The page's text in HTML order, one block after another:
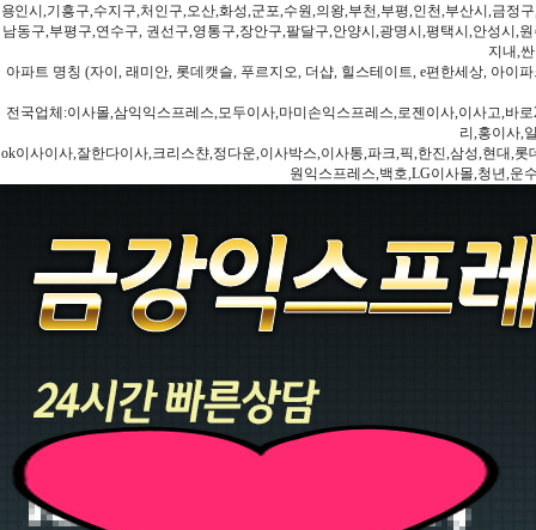
용인시,기흥구,수지구,처인구,오산,화성,군포,수원,의왕,부천,부평,인천,부산시,금
남동구,부평구,연수구, 권선구,영통구,장안구,팔달구,안양시,광명시,평택시,안성시,
지내,
아파트 명칭 (자이, 래미안, 롯데캣슬, 푸르지오, 더샵, 힐스테이트, e편한세상, 아이
전국업체:이사몰,삼익익스프레스,모두이사,마미손익스프레스,로젠이사,이사고,바
리,홍이사,
ok이사이사,잘한다이사,크리스챤,정다운,이사박스,이사통,파크,픽,한진,삼성,현대,
원익스프레스,백호,LG이사몰,청년,운